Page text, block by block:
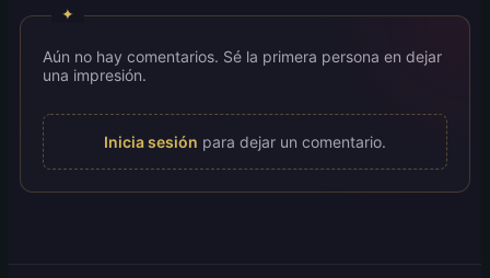
Aún no hay comentarios. Sé la primera persona en dejar
una impresión.
Inicia sesión para dejar un comentario.